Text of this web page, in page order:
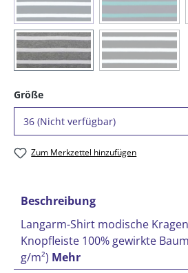
(05) blau / weiß
(Diese Option ist zurzeit nicht
(06) blau
(Diese
(91) graumelange / weiß
(99)
(Diese
Größeauswählen
Zum Merkzettel hinzufügen
Beschreibung
Langarm-Shirt modische
Knopfleiste 100% gewirkte
g/m²) Mehr